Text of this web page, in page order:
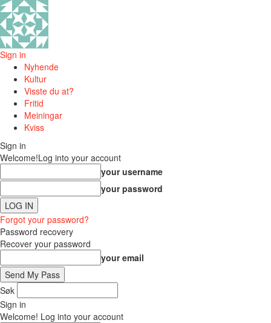
Sign in
Nyhende
Kultur
Visste du at?
Fritid
Meiningar
Kviss
Sign in
Welcome!Log into your account
your username
your password
Forgot your password?
Password recovery
Recover your password
your email
Søk
Sign in
Welcome! Log into your account